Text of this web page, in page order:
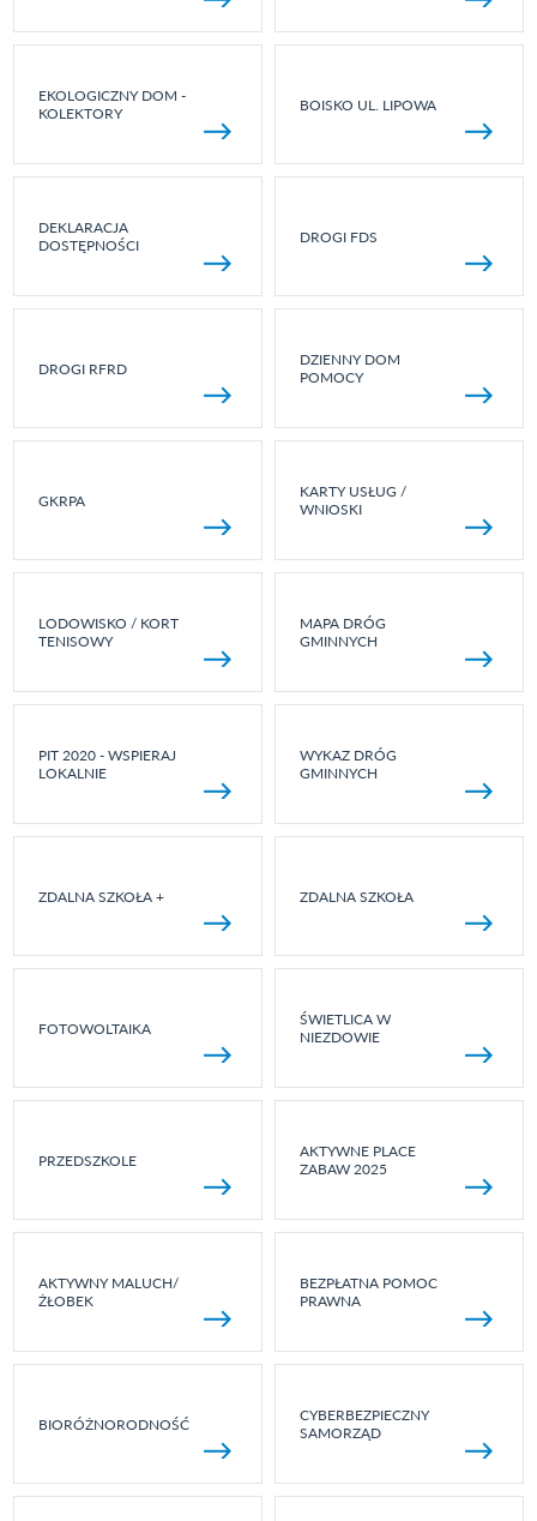
EKOLOGICZNY DOM -
KOLEKTORY
BOISKO UL. LIPOWA
DEKLARACJA
DOSTĘPNOŚCI
DROGI FDS
DROGI RFRD
DZIENNY DOM
POMOCY
GKRPA
KARTY USŁUG /
WNIOSKI
LODOWISKO / KORT
TENISOWY
MAPA DRÓG
GMINNYCH
PIT 2020 - WSPIERAJ
LOKALNIE
WYKAZ DRÓG
GMINNYCH
ZDALNA SZKOŁA + ZDALNA SZKOŁA
FOTOWOLTAIKA
ŚWIETLICA W
NIEZDOWIE
PRZEDSZKOLE
AKTYWNE PLACE
ZABAW 2025
AKTYWNY MALUCH/
ŻŁOBEK
BEZPŁATNA POMOC
PRAWNA
BIORÓŻNORODNOŚĆ
CYBERBEZPIECZNY
SAMORZĄD